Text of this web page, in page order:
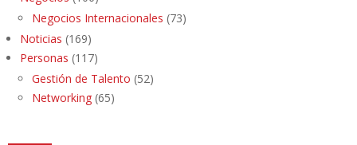
Negocios Internacionales (73)
Noticias (169)
Personas (117)
Gestión de Talento (52)
Networking (65)